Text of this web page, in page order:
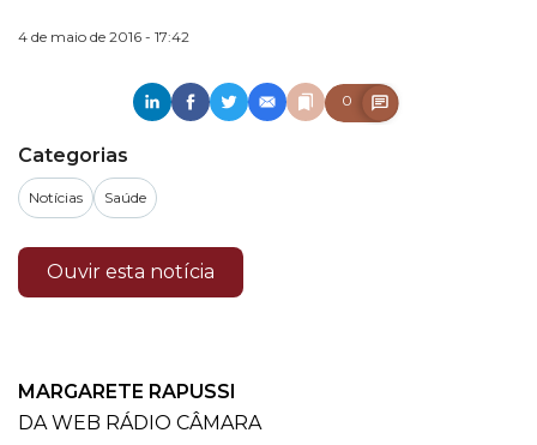
4 de maio de 2016 - 17:42
0
Categorias
Notícias Saúde
Ouvir esta notícia
MARGARETE RAPUSSI
DA WEB RÁDIO CÂMARA